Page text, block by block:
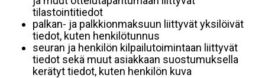
tilastointitiedot
palkan- ja palkkionmaksuun liittyvät yksilöivät
tiedot, kuten henkilötunnus
seuran ja henkilön kilpailutoimintaan liittyvät
tiedot sekä muut asiakkaan suostumuksella
kerätyt tiedot, kuten henkilön kuva